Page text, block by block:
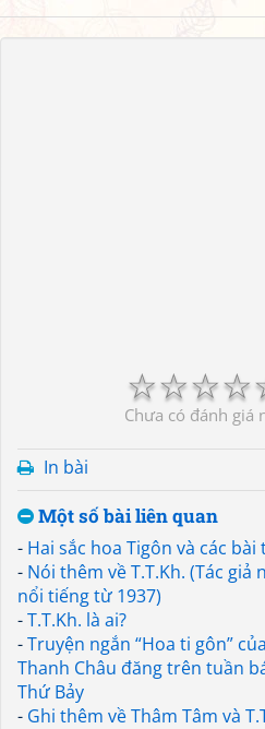
☆
☆
☆
☆
Chưa có đánh giá
In bài
Một số bài liên quan
- Hai sắc hoa Tigôn và các bài
- Nói thêm về T.T.Kh. (Tác
nổi tiếng từ 1937)
-T.T.Kh. là ai?
-Truyện ngắn “Hoa ti gôn”
Thanh Châu đăng trên tuần
Thứ Bảy
- Ghi thêm về Thâm Tâm và